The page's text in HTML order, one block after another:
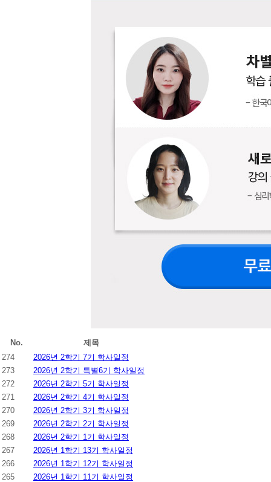
No.
제목
274
2026년 2학기 7기 학사일정
273
2026년 2학기 특별6기 학사일정
272
2026년 2학기 5기 학사일정
271
2026년 2학기 4기 학사일정
270
2026년 2학기 3기 학사일정
269
2026년 2학기 2기 학사일정
268
2026년 2학기 1기 학사일정
267
2026년 1학기 13기 학사일정
266
2026년 1학기 12기 학사일정
265
2026년 1학기 11기 학사일정